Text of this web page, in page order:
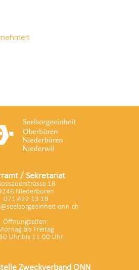
/ Sekretariat
18
Niederbüren
071 422 13 19
onn.ch
Öffnungzeiten:
bis Freitag
Uhr bis 11.00 Uhr
Zweckverband ONN